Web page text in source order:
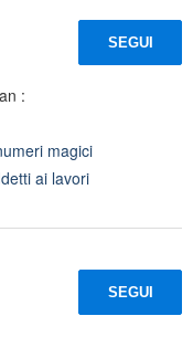
SEGUI
:
magici
ai lavori
SEGUI